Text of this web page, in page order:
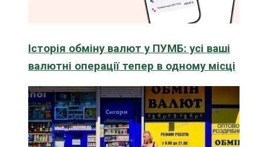
Історія обміну валют у ПУМБ: усі ваші
валютні операції тепер в одному місці